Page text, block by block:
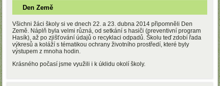
Den Země
Všichni žáci školy si ve dnech 22. a 23. dubna 2014 připomněli Den
Země. Náplň byla velmi různá, od setkání s hasiči (preventivní program
Hasík), až po zjišťování údajů o recyklaci odpadů. Školu teď zdobí řada
výkresů a koláží s tématikou ochrany životního prostředí, které byly
výstupem z mnoha hodin.
Krásného počasí jsme využili i k úklidu okolí školy.